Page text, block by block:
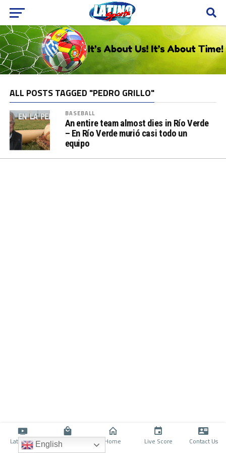
ALL POSTS TAGGED "PEDRO GRILLO"
BASEBALL
An entire team almost dies in Río Verde
– En Río Verde murió casi todo un
equipo
Latino TV Shop Home Live Score Contact Us
English